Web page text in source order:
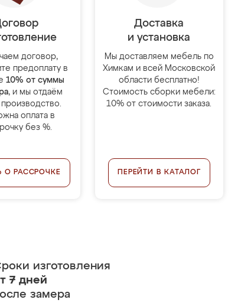
договор,
предоплату в
10% от суммы
, и мы отдаём
производство.
оплата в
без %.
О РАССРОЧКЕ
Доставка
и установка
Мы доставляем мебель по
Химкам и всей Московской
области бесплатно!
Стоимость сборки мебели:
10% от стоимости заказа.
ПЕРЕЙТИ В КАТАЛОГ
изготовления
7 дней
замера